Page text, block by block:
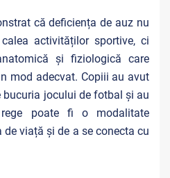
că deficiența de auz nu
activităților sportive, ci
și fiziologică care
mod adecvat. Copiii au avut
bucuria jocului de fotbal și au
poate fi o modalitate
viață și de a se conecta cu